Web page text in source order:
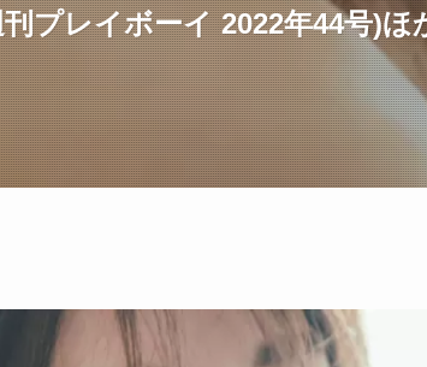
プレイボーイ 2022年44号)ほ